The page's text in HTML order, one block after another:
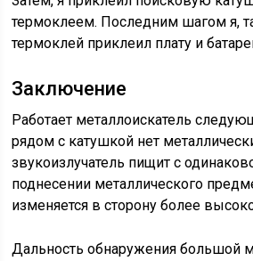
термоклеем. Последним шагом я,
термоклей приклеил плату и
Заключение
Работает металлоискатель
рядом с катушкой нет
звукоизлучатель пищит с
поднесении металлического
изменяется в сторону более
Дальность обнаружения большой